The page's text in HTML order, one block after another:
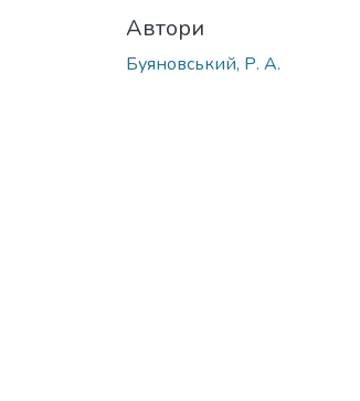
Автори
Буяновський, Р. А.